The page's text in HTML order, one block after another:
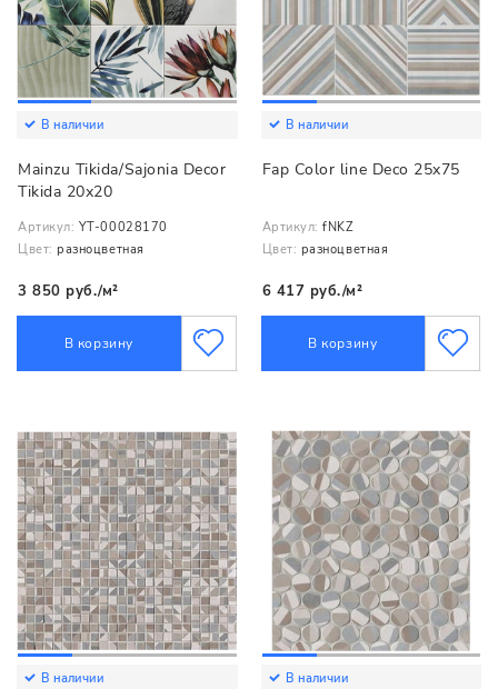
В наличии
Mainzu Tikida/Sajonia Decor
Tikida 20х20
Артикул: YT-00028170
Цвет: разноцветная
3 850 руб./м²
В корзину
В наличии
Fap Color line Deco 25x75
Артикул: fNKZ
Цвет: разноцветная
6 417 руб./м²
В корзину
В наличии В наличии